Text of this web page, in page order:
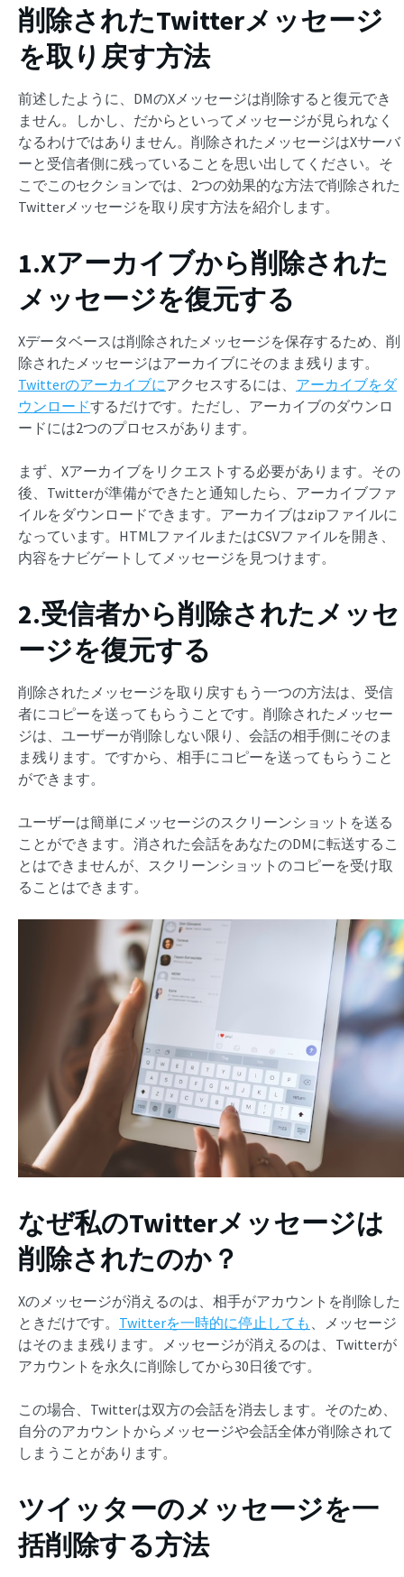
削除されたTwitterメッセージ
を取り戻す方法
前述したように、DMのXメッセージは削除すると復元でき
ません。しかし、だからといってメッセージが見られなく
なるわけではありません。削除されたメッセージはXサーバ
ーと受信者側に残っていることを思い出してください。そ
こでこのセクションでは、2つの効果的な方法で削除された
Twitterメッセージを取り戻す方法を紹介します。
1.Xアーカイブから削除された
メッセージを復元する
Xデータベースは削除されたメッセージを保存するため、削
除されたメッセージはアーカイブにそのまま残ります。
Twitterのアーカイブにアクセスするには、 アーカイブをダ
ウンロードするだけです。ただし、アーカイブのダウンロ
ードには2つのプロセスがあります。
まず、Xアーカイブをリクエストする必要があります。その
後、Twitterが準備ができたと通知したら、アーカイブファ
イルをダウンロードできます。アーカイブはzipファイルに
なっています。HTMLファイルまたはCSVファイルを開き、
内容をナビゲートしてメッセージを見つけます。
2.受信者から削除されたメッセ
ージを復元する
削除されたメッセージを取り戻すもう一つの方法は、受信
者にコピーを送ってもらうことです。削除されたメッセー
ジは、ユーザーが削除しない限り、会話の相手側にそのま
ま残ります。ですから、相手にコピーを送ってもらうこと
ができます。
ユーザーは簡単にメッセージのスクリーンショットを送る
ことができます。消された会話をあなたのDMに転送するこ
とはできませんが、スクリーンショットのコピーを受け取
ることはできます。
なぜ私のTwitterメッセージは
削除されたのか？
Xのメッセージが消えるのは、相手がアカウントを削除した
ときだけです。 Twitterを一時的に停止しても 、メッセージ
はそのまま残ります。メッセージが消えるのは、Twitterが
アカウントを永久に削除してから30日後です。
この場合、Twitterは双方の会話を消去します。そのため、
自分のアカウントからメッセージや会話全体が削除されて
しまうことがあります。
ツイッターのメッセージを一
括削除する方法